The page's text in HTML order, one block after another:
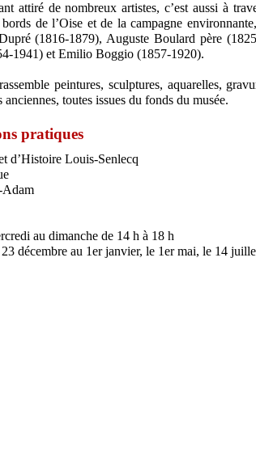
attiré de nombreux artistes, c’est aussi à
bords de l’Oise et de la campagne
(1816-1879), Auguste Boulard père
1941) et Emilio Boggio (1857-1920).
peintures, sculptures, aquarelles,
anciennes, toutes issues du fonds du musée.
pratiques
d’Histoire Louis-Senlecq
Adam
au dimanche de 14 h à 18 h
décembre au 1er janvier, le 1er mai, le 14